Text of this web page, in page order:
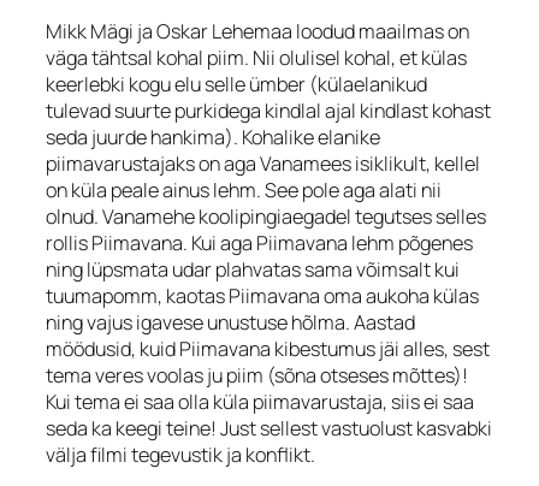
Mikk Mägi ja Oskar Lehemaa loodud maailmas on
väga tähtsal kohal piim. Nii olulisel kohal, et külas
keerlebki kogu elu selle ümber (külaelanikud
tulevad suurte purkidega kindlal ajal kindlast kohast
seda juurde hankima). Kohalike elanike
piimavarustajaks on aga Vanamees isiklikult, kellel
on küla peale ainus lehm. See pole aga alati nii
olnud. Vanamehe koolipingiaegadel tegutses selles
rollis Piimavana. Kui aga Piimavana lehm põgenes
ning lüpsmata udar plahvatas sama võimsalt kui
tuumapomm, kaotas Piimavana oma aukoha külas
ning vajus igavese unustuse hõlma. Aastad
möödusid, kuid Piimavana kibestumus jäi alles, sest
tema veres voolas ju piim (sõna otseses mõttes)!
Kui tema ei saa olla küla piimavarustaja, siis ei saa
seda ka keegi teine! Just sellest vastuolust kasvabki
välja filmi tegevustik ja konflikt.